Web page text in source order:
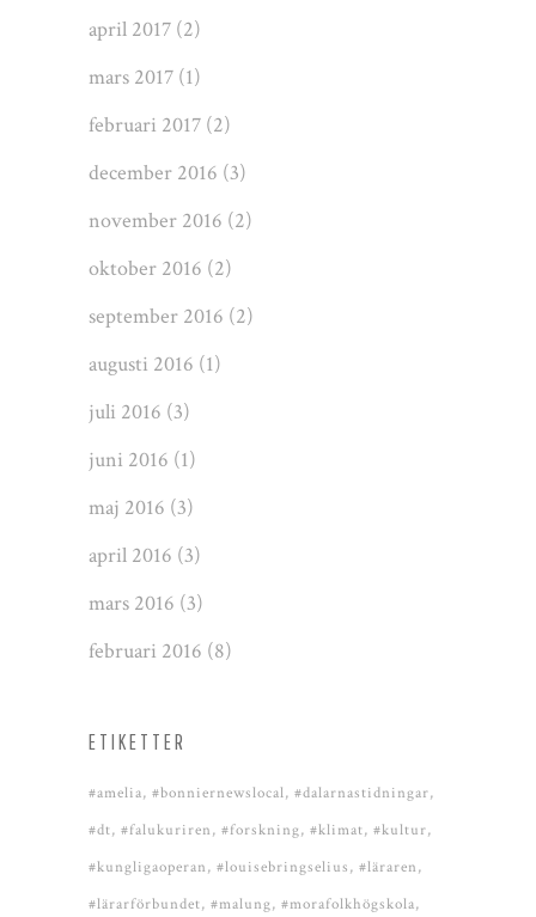
april 2017 (2)
mars 2017 (1)
februari 2017 (2)
december 2016 (3)
november 2016 (2)
oktober 2016 (2)
september 2016 (2)
augusti 2016 (1)
juli 2016 (3)
juni 2016 (1)
maj 2016 (3)
april 2016 (3)
mars 2016 (3)
februari 2016 (8)
ETIKETTER
#amelia #bonniernewslocal #dalarnastidningar
#dt #falukuriren #forskning #klimat #kultur
#kungligaoperan #louisebringselius #läraren
#lärarförbundet #malung #morafolkhögskola